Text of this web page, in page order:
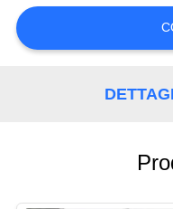
NOTIZIE
CHIEDI UN